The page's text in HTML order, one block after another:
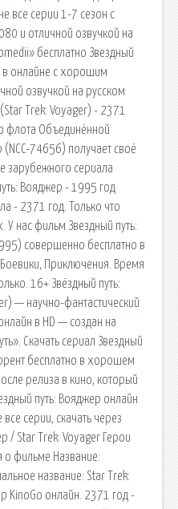
все серии 1-7 сезон с
и отличной озвучкой на
бесплатно Звездный
в онлайне с хорошим
озвучкой на русском
Trek: Voyager) - 2371
флота Объединённой
74656) получает своё
зарубежного сериала
Вояджер - 1995 год
- 2371 год. Только что
У нас фильм Звездный путь:
совершенно бесплатно в
Приключения. Время
16+ Звёздный путь:
— научно-фантастический
в HD — создан на
Скачать сериал Звездный
бесплатно в хорошем
релиза в кино, который
путь: Вояджер онлайн
серии, скачать через
/ Star Trek: Voyager Герои
о фильме Название:
название: Star Trek:
KinoGo онлайн. 2371 год -